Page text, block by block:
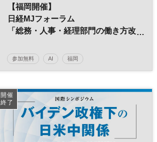
【福岡開催】
日経MJフォーラム
「総務・人事・経理部門の働き方改
～ポストコロナ時代の経営戦略～
参加無料 AI 福岡
デジタルトランスフォーメーション 人工知能
働き方改革 経営戦略 人事 総務
経理 RPA バックオフィス
開催
終了